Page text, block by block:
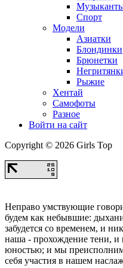
Спорт
Модели
Азиатки
Блондинки
Брюнетки
Рыжие
Хентай
Самофоты
Разное
Войти на сайт
Copyright © 2026 Girls Top
Неправо умствующие
будем как небывшие:
забудется со временем, и
наша - прохождение тени, и
юностью; и мы
себя участия в нашем